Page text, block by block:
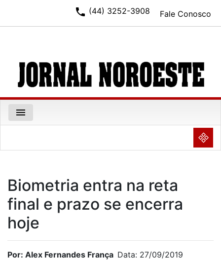
Fale Conosco
phone (44) 3252-3908
menu
NULL
Biometria entra na reta
final e prazo se encerra
hoje
Por: Alex Fernandes França Data: 27/09/2019